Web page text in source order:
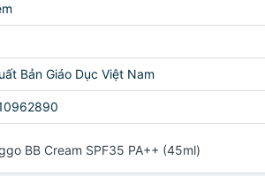
Bản Giáo Dục Việt Nam
BB Cream SPF35 PA++ (45ml)